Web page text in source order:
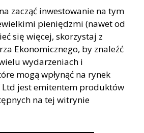
zacząć inwestowanie na tym
pieniędzmi (nawet od
się więcej, skorzystaj z
Ekonomicznego, by znaleźć
wydarzeniach i
mogą wpłynąć na rynek
Ltd jest emitentem produktów
na tej witrynie